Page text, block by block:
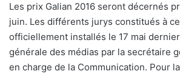
Les prix Galian 2016 seront décernés
juin. Les différents jurys constitués à
officiellement installés le 17 mai
générale des médias par la secrétaire
en charge de la Communication. Pour